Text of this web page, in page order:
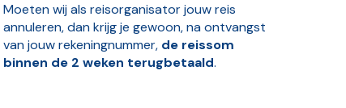
Moeten wij als reisorganisator jouw reis
annuleren, dan krijg je gewoon, na ontvangst
van jouw rekeningnummer, de reissom
binnen de 2 weken terugbetaald.